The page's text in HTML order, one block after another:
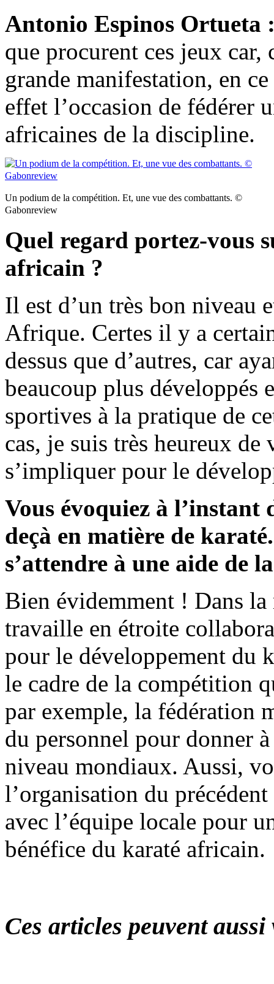
Antonio Espinos Ortueta
que procurent ces jeux car,
grande manifestation, en
effet l’occasion de fédérer
africaines de la discipline.
Un podium de la compétition. Et, une vue des combattants. ©
Gabonreview
Quel regard portez-vous
africain ?
Il est d’un très bon niveau
Afrique. Certes il y a
dessus que d’autres, car
beaucoup plus développés
sportives à la pratique de
cas, je suis très heureux
s’impliquer pour le
Vous évoquiez à l’instant
deçà en matière de
s’attendre à une aide de
Bien évidemment ! Dans
travaille en étroite
pour le développement du
le cadre de la compétition
par exemple, la fédération
du personnel pour donner
niveau mondiaux. Aussi,
l’organisation du
avec l’équipe locale pour
bénéfice du karaté africain.
Ces articles peuvent